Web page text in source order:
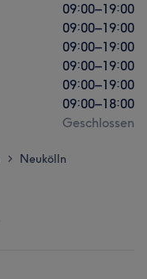
09:00–19:00
09:00–19:00
09:00–19:00
09:00–19:00
09:00–19:00
09:00–18:00
Geschlossen
> Neukölln